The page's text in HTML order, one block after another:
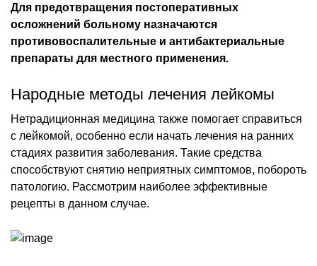
Для предотвращения постоперативных
осложнений больному назначаются
противовоспалительные и антибактериальные
препараты для местного применения.
Народные методы лечения лейкомы
Нетрадиционная медицина также помогает справиться
с лейкомой, особенно если начать лечения на ранних
стадиях развития заболевания. Такие средства
способствуют снятию неприятных симптомов, побороть
патологию. Рассмотрим наиболее эффективные
рецепты в данном случае.